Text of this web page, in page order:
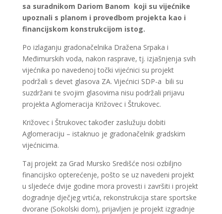
sa suradnikom Dariom Banom koji su vijećnike
upoznali s planom i provedbom projekta kao i
financijskom konstrukcijom istog.
Po izlaganju gradonačelnika Dražena Srpaka i
Međimurskih voda, nakon rasprave, tj. izjašnjenja svih
vijećnika po navedenoj točki vijećnici su projekt
podržali s devet glasova ZA. Vijećnici SDP-a bili su
suzdržani te svojim glasovima nisu podržali prijavu
projekta Aglomeracija Križovec i Štrukovec.
Križovec i Štrukovec također zaslužuju dobiti
Aglomeraciju – istaknuo je gradonačelnik gradskim
vijećnicima.
Taj projekt za Grad Mursko Središće nosi ozbiljno
financijsko opterećenje, pošto se uz navedeni projekt
u sljedeće dvije godine mora provesti i završiti i projekt
dogradnje dječjeg vrtića, rekonstrukcija stare sportske
dvorane (Sokolski dom), prijavljen je projekt izgradnje